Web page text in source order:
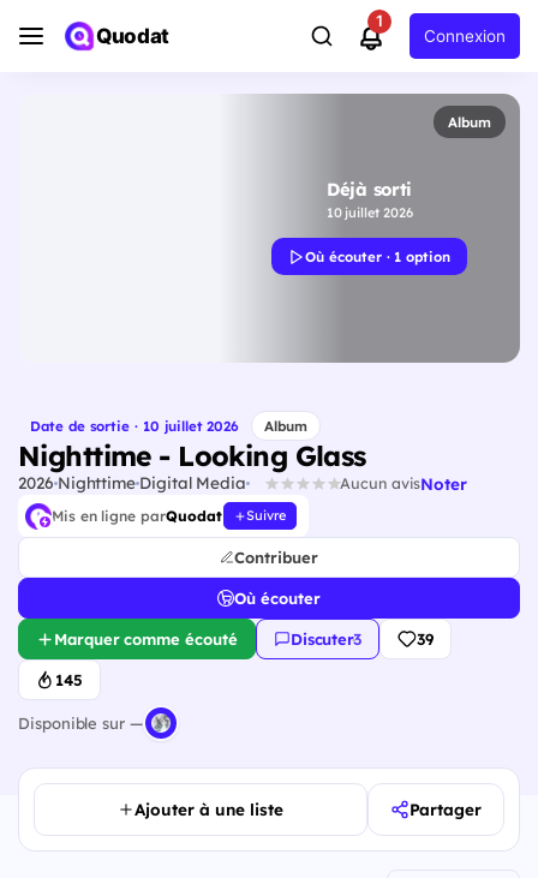
Quodat
1
Connexion
Album
Déjà sorti
10 juillet 2026
Où écouter · 1 option
Date de sortie · 10 juillet 2026 Album
Nighttime - Looking Glass
2026 Nighttime Digital Media Aucun avisNoter
Mis en ligne parQuodat Suivre
Contribuer
Où écouter
Marquer comme écouté Discuter·3 39
145
Disponible sur —
Ajouter à une liste Partager